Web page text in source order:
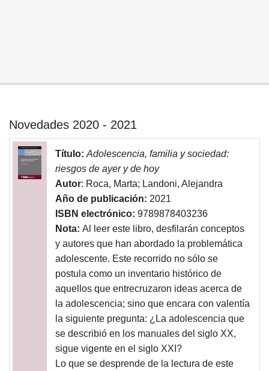
Novedades 2020 - 2021
Título: Adolescencia, familia y sociedad:
riesgos de ayer y de hoy
Autor: Roca, Marta; Landoni, Alejandra
Año de publicación: 2021
ISBN electrónico: 9789878403236
Nota: Al leer este libro, desfilarán conceptos
y autores que han abordado la problemática
adolescente. Este recorrido no sólo se
postula como un inventario histórico de
aquellos que entrecruzaron ideas acerca de
la adolescencia; sino que encara con valentía
la siguiente pregunta: ¿La adolescencia que
se describió en los manuales del siglo XX,
sigue vigente en el siglo XXI?
Lo que se desprende de la lectura de este